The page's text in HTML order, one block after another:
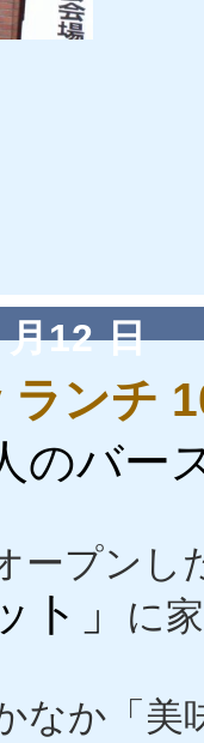
12 日
ンチ
のバー
ープン
ト」 に
なか「美